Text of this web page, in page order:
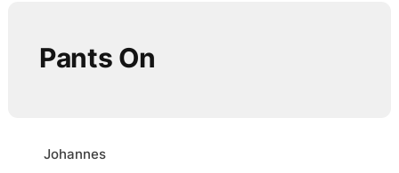
Pants On
Johannes